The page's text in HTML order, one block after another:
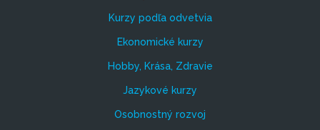
Kurzy podľa odvetvia
Ekonomické kurzy
Hobby, Krása, Zdravie
Jazykové kurzy
Osobnostný rozvoj